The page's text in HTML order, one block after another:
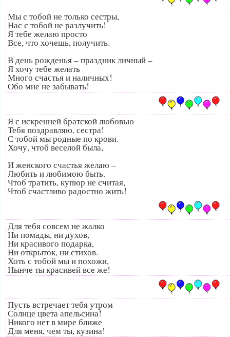
Мы с тобой не только сестры,
Нас с тобой не разлучить!
Я тебе желаю просто
Все, что хочешь, получить.
В день рожденья – праздник личный –
Я хочу тебе желать
Много счастья и наличных!
Обо мне не забывать!
Я с искренней братской любовью
Тебя поздравляю, сестра!
С тобой мы родные по крови.
Хочу, чтоб веселой была,
И женского счастья желаю –
Любить и любимою быть.
Чтоб тратить, купюр не считая,
Чтоб счастливо радостно жить!
Для тебя совсем не жалко
Ни помады, ни духов,
Ни красивого подарка,
Ни открыток, ни стихов.
Хоть с тобой мы и похожи,
Нынче ты красивей все же!
Пусть встречает тебя утром
Солнце цвета апельсина!
Никого нет в мире ближе
Для меня, чем ты, кузина!